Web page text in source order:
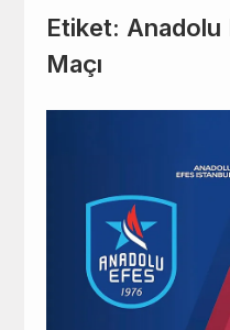
Etiket: Anadolu
Maçı